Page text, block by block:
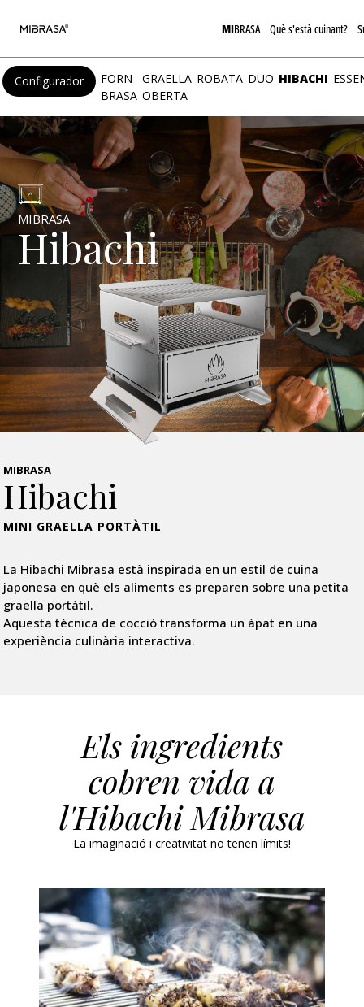
MIBRASA Què s'està cuinant?
Configurador
FORN
BRASA
GRAELLA
OBERTA
ROBATA DUO HIBACHI
MIBRASA
Hibachi
MIBRASA
Hibachi
MINI GRAELLA PORTÀTIL
La Hibachi Mibrasa està inspirada en un estil de cuina
japonesa en què els aliments es preparen sobre una petita
graella portàtil.
Aquesta tècnica de cocció transforma un àpat en una
experiència culinària interactiva.
Els ingredients
cobren vida a
l'Hibachi Mibrasa
La imaginació i creativitat no tenen límits!